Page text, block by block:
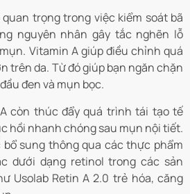
trọng trong việc kiểm soát bã
nguyên nhân gây tắc nghẽn lỗ
Vitamin A giúp điều chỉnh quá
trên da. Từ đó giúp bạn ngăn chặn
đen và mụn bọc.
còn thúc đẩy quá trình tái tạo tế
hồi nhanh chóng sau mụn nội tiết.
sung thông qua các thực phẩm
dưới dạng retinol trong các sản
Usolab Retin A 2.0 trẻ hóa, căng